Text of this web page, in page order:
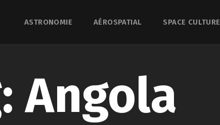
ASTRONOMIE AÉROSPATIAL SPACE CULTURE
Angola